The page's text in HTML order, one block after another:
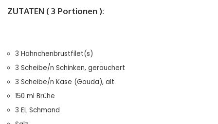
ZUTATEN ( 3 Portionen ):
3 Hähnchenbrustfilet(s)
3 Scheibe/n Schinken, geräuchert
3 Scheibe/n Käse (Gouda), alt
150 ml Brühe
3 EL Schmand